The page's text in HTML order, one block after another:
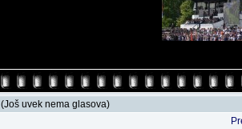
(Još uvek nema glasova)